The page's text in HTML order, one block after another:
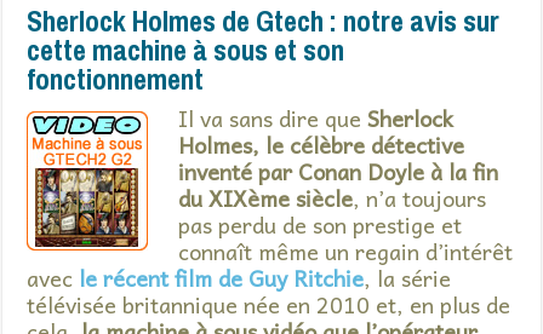
Sherlock Holmes de Gtech : notre avis sur
cette machine à sous et son
fonctionnement
Il va sans dire queSherlock
Holmes, le célèbre détective
inventé par Conan Doyle à la fin
du XIXème siècle, n’a toujours
pas perdu de son prestige et
connaît même un regain d’intérêt
avec le récent film de Guy Ritchie, la série
télévisée britannique née en 2010 et, en plus de